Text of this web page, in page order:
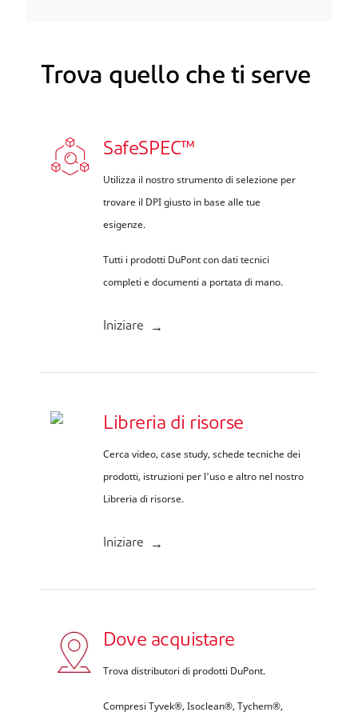
Trova quello che ti serve
SafeSPEC™
Utilizza il nostro strumento di selezione per
trovare il DPI giusto in base alle tue
esigenze.
Tutti i prodotti DuPont con dati tecnici
completi e documenti a portata di mano.
Iniziare
Libreria di risorse
Cerca video, case study, schede tecniche dei
prodotti, istruzioni per l'uso e altro nel nostro
Libreria di risorse.
Iniziare
Dove acquistare
Trova distributori di prodotti DuPont.
Compresi Tyvek®, Isoclean®, Tychem®,